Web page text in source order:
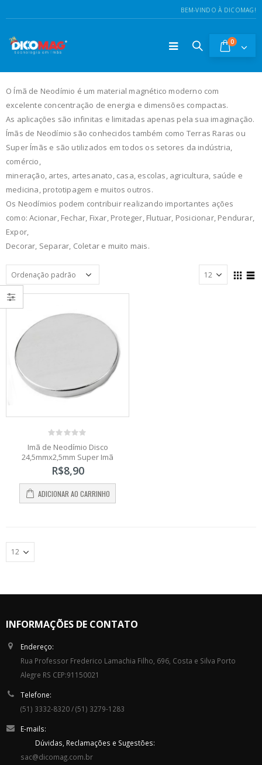
BEM-VINDO À DICOMAG!
0
O Ímã de Neodímio é um material magnético moderno com
excelente concentração de energia e dimensões compactas.
As aplicações são infinitas e limitadas apenas pela sua imaginação.
Ímãs de Neodímio são conhecidos também como Terras Raras ou
Super Ímãs e são utilizados em todos os setores da indústria,
comércio,
mineração, artes, artesanato, casa, escolas, agricultura, saúde e
medicina, prototipagem e muitos outros.
Os Neodímios podem contribuir realizando importantes ações
como: Acionar, Fechar, Fixar, Proteger, Flutuar, Posicionar, Pendurar,
Expor,
Decorar, Separar, Coletar e muito mais.
out
of
5
Imã de Neodímio Disco
24,5mmx2,5mm Super Imã
R$8,90
ADICIONAR AO CARRINHO
INFORMAÇÕES DE CONTATO
Endereço:
Rua Professor Frederico Lamachia Filho, 696, Costa e Silva Porto
Alegre RS CEP:91150021
Telefone:
(51) 3332-8320 / (51) 3279-1283
E-mails:
Dúvidas, Reclamações e Sugestões:
sac@dicomag.com.br